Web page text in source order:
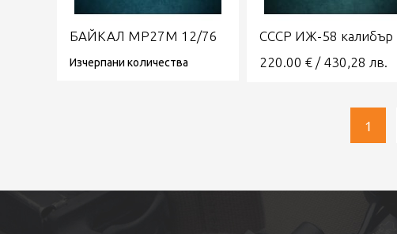
БАЙКАЛ МР27М 12/76
Изчерпани количества
СССР ИЖ-58 калибър
220.00 € / 430,28 лв.
1